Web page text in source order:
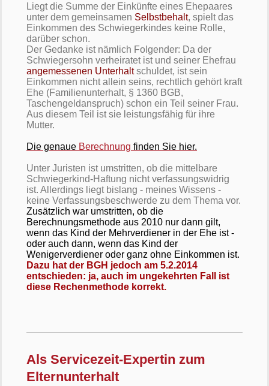
Liegt die Summe der Einkünfte eines Ehepaares
unter dem gemeinsamen Selbstbehalt, spielt das
Einkommen des Schwiegerkindes keine Rolle,
darüber schon.
Der Gedanke ist nämlich Folgender: Da der
Schwiegersohn verheiratet ist und seiner Ehefrau
angemessenen Unterhaltschuldet, ist sein
Einkommen nicht allein seins, rechtlich gehört kraft
Ehe (Familienunterhalt, § 1360 BGB,
Taschengeldanspruch) schon ein Teil seiner Frau.
Aus diesem Teil ist sie leistungsfähig für ihre
Mutter.
Die genaue Berechnung finden Sie hier.
Unter Juristen ist umstritten, ob die mittelbare
Schwiegerkind-Haftung nicht verfassungswidrig
ist. Allerdings liegt bislang - meines Wissens -
keine Verfassungsbeschwerde zu dem Thema vor.
Zusätzlich war umstritten, ob die
Berechnungsmethode aus 2010 nur dann gilt,
wenn das Kind der Mehrverdiener in der Ehe ist -
oder auch dann, wenn das Kind der
Wenigerverdiener oder ganz ohne Einkommen ist.
Dazu hat der BGH jedoch am 5.2.2014
entschieden: ja, auch im ungekehrten Fall ist
diese Rechenmethode korrekt.
Als Servicezeit-Expertin zum
Elternunterhalt